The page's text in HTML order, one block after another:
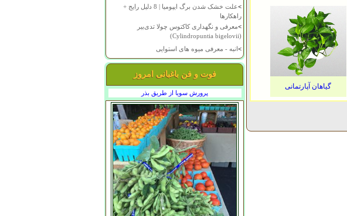
>
علت خشک شدن برگ ایپومیا | 8 دلیل رایج +
راهکارها
>معرفی و نگهداری کاکتوس چولا تدی‌بیر
(Cylindropuntia bigelovii)
>انبه - معرفی میوه های استوایی
فوت و فن باغبانی امروز
پرورش سویا از طریق بذر
گیاهان آپارتمانی